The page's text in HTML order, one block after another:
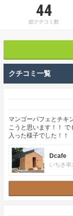
44
総クチコミ数
クチコミ一覧
マンゴーパフェとチキ
こうと思います！！
入った様子でした！！
Dcafe
いちき串